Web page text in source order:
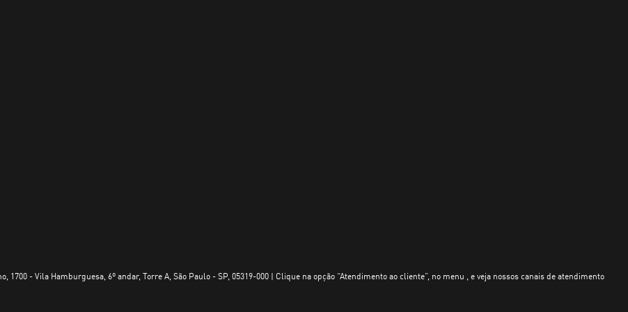
1700 - Vila Hamburguesa, 6º andar, Torre A, São Paulo - SP, 05319-000 | Clique na opção “Atendimento ao cliente”, no menu , e veja nossos canais de atendimento